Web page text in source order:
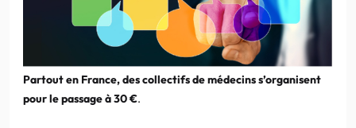
Partout en France, des collectifs de médecins s’organisent
pour le passage à 30 €.